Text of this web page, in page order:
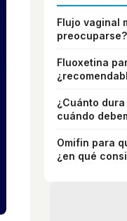
Flujo vaginal
preocuparse?
Fluoxetina
¿Cuánto
cuándo
Omifin para
¿en qué